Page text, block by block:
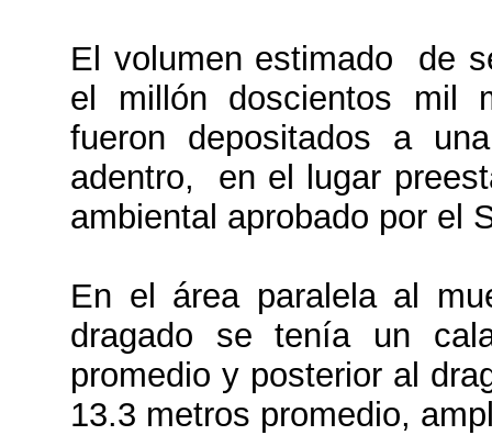
El volumen estimado de
el millón doscientos mil
fueron depositados a
adentro, en el lugar
ambiental aprobado por el
En el área paralela al
dragado se tenía un
promedio y posterior al
13.3 metros promedio,